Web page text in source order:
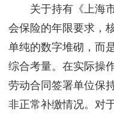
关于持有《上海市
会保险的年限要求，
单纯的数字堆砌，而
综合考量。在实际操
劳动合同签署单位保
非正常补缴情况。对